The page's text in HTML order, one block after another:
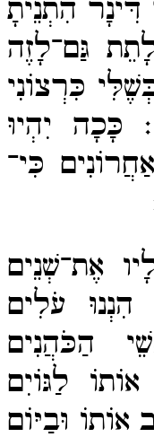
הִתְנֵיתָ
גַּם־​לָזֶה
כִּרְצוֹנִי
כָּכָה יִהְיוּ
כִּי־​
אֶת־​שְׁנֵים
הִנְנוּ עֹלִים
הַכֹּהֲנִים
לַגּוֹיִם
וּבַיּוֹם